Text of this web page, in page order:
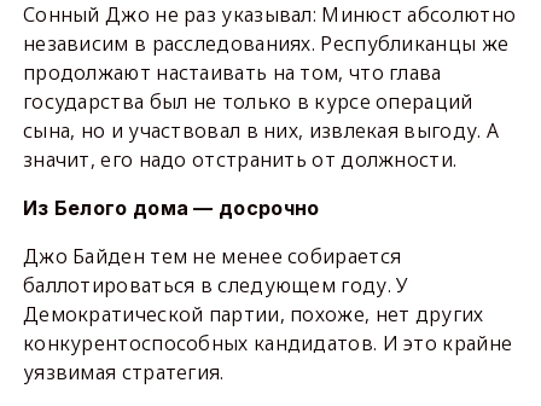
Сонный Джо не раз указывал: Минюст абсолютно
независим в расследованиях. Республиканцы же
продолжают настаивать на том, что глава
государства был не только в курсе операций
сына, но и участвовал в них, извлекая выгоду. А
значит, его надо отстранить от должности.
Из Белого дома — досрочно
Джо Байден тем не менее собирается
баллотироваться в следующем году. У
Демократической партии, похоже, нет других
конкурентоспособных кандидатов. И это крайне
уязвимая стратегия.